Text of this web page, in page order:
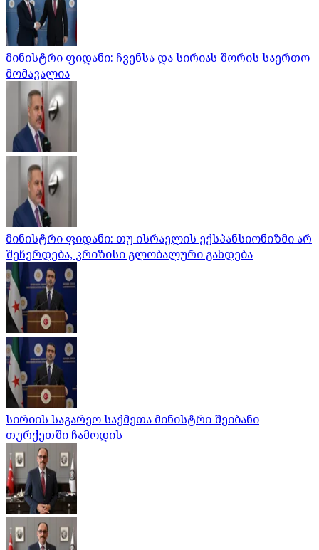
მინისტრი ფიდანი: ჩვენსა და სირიას შორის საერთო
მომავალია
მინისტრი ფიდანი: თუ ისრაელის ექსპანსიონიზმი არ
შეჩერდება, კრიზისი გლობალური გახდება
სირიის საგარეო საქმეთა მინისტრი შეიბანი
თურქეთში ჩამოდის